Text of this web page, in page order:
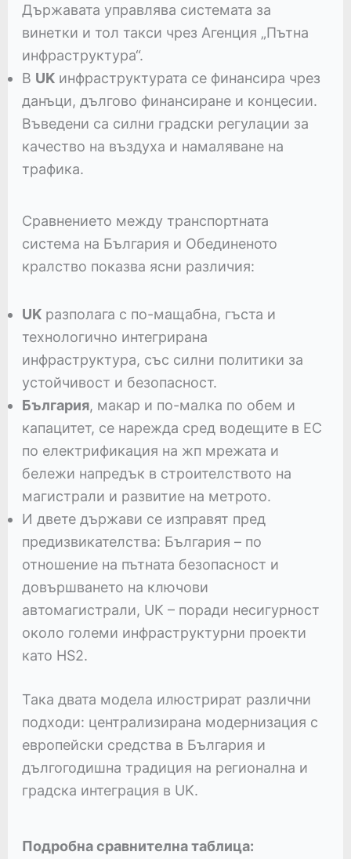
Държавата управлява системата за
винетки и тол такси чрез Агенция „Пътна
инфраструктура“.
В UKинфраструктурата се финансира чрез
данъци, дългово финансиране и концесии.
Въведени са силни градски регулации за
качество на въздуха и намаляване на
трафика.
Сравнението между транспортната
система на България и Обединеното
кралство показва ясни различия:
UKразполага с по-мащабна, гъста и
технологично интегрирана
инфраструктура, със силни политики за
устойчивост и безопасност.
България, макар и по-малка по обем и
капацитет, се нарежда сред водещите в ЕС
по електрификация на жп мрежата и
бележи напредък в строителството на
магистрали и развитие на метрото.
И двете държави се изправят пред
предизвикателства: България – по
отношение на пътната безопасност и
довършването на ключови
автомагистрали, UK – поради несигурност
около големи инфраструктурни проекти
като HS2.
Така двата модела илюстрират различни
подходи: централизирана модернизация с
европейски средства в България и
дългогодишна традиция на регионална и
градска интеграция в UK.
Подробна сравнителна таблица: